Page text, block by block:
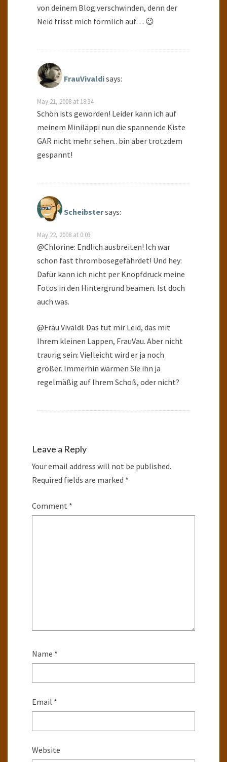
von deinem Blog verschwinden, denn der
Neid frisst mich förmlich auf… 😉
FrauVivaldisays:
May 21, 2008 at 18:34
Schön ists geworden! Leider kann ich auf
meinem Miniläppi nun die spannende Kiste
GAR nicht mehr sehen.. bin aber trotzdem
gespannt!
Scheibstersays:
May 22, 2008 at 0:03
@Chlorine: Endlich ausbreiten! Ich war
schon fast thrombosegefährdet! Und hey:
Dafür kann ich nicht per Knopfdruck meine
Fotos in den Hintergrund beamen. Ist doch
auch was.
@Frau Vivaldi: Das tut mir Leid, das mit
Ihrem kleinen Lappen, FrauVau. Aber nicht
traurig sein: Vielleicht wird er ja noch
größer. Immerhin wärmen Sie ihn ja
regelmäßig auf Ihrem Schoß, oder nicht?
Leave a Reply
Your email address will not be published.
Required fields are marked *
Comment *
Name *
Email *
Website